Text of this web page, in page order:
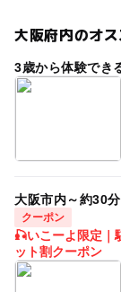
コスモスク
トレードセ
球場横 駐車
※駐車料金精
大阪府内のオ
3歳から体験でき
大阪市内～約30
クーポン
🎣いこーよ限定｜
ット割クーポン